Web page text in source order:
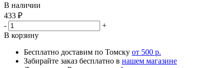
В наличии
433 ₽
-
+
В корзину
Бесплатно доставим по Томску от 500 р.
Забирайте заказ бесплатно в нашем магазине